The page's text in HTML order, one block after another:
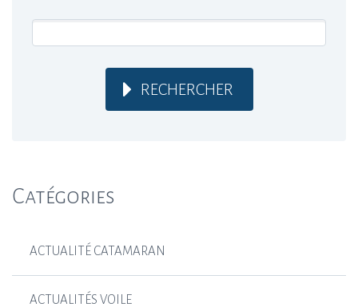
RECHERCHER
Catégories
ACTUALITÉ CATAMARAN
ACTUALITÉS VOILE